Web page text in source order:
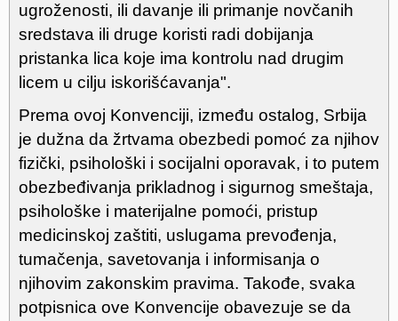
ugroženosti, ili davanje ili primanje novčanih
sredstava ili druge koristi radi dobijanja
pristanka lica koje ima kontrolu nad drugim
licem u cilju iskorišćavanja".
Prema ovoj Konvenciji, između ostalog, Srbija
je dužna da žrtvama obezbedi pomoć za njihov
fizički, psihološki i socijalni oporavak, i to putem
obezbeđivanja prikladnog i sigurnog smeštaja,
psihološke i materijalne pomoći, pristup
medicinskoj zaštiti, uslugama prevođenja,
tumačenja, savetovanja i informisanja o
njihovim zakonskim pravima. Takođe, svaka
potpisnica ove Konvencije obavezuje se da